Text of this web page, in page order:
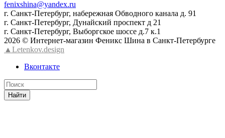
fenixshina@yandex.ru
г. Санкт-Петербург, набережная Обводного канала д. 91
г. Санкт-Петербург, Дунайский проспект д 21
г. Санкт-Петербург, Выборгское шоссе д.7 к.1
2026 © Интернет-магазин Феникс Шина в Санкт-Петербурге
▲Letenkov.design
Вконтакте
Найти